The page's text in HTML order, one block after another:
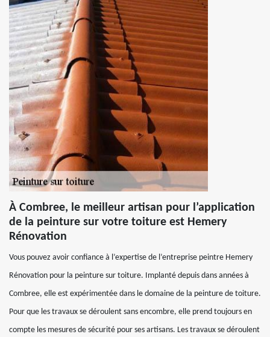
À Combree, le meilleur artisan pour l’application
de la peinture sur votre toiture est Hemery
Rénovation
Vous pouvez avoir confiance à l’expertise de l’entreprise peintre Hemery
Rénovation pour la peinture sur toiture. Implanté depuis dans années à
Combree, elle est expérimentée dans le domaine de la peinture de toiture.
Pour que les travaux se déroulent sans encombre, elle prend toujours en
compte les mesures de sécurité pour ses artisans. Les travaux se déroulent